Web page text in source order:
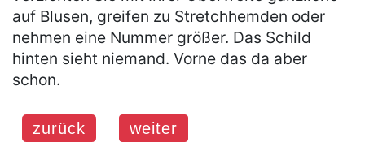
auf Blusen, greifen zu Stretchhemden oder
nehmen eine Nummer größer. Das Schild
hinten sieht niemand. Vorne das da aber
schon.
zurück weiter